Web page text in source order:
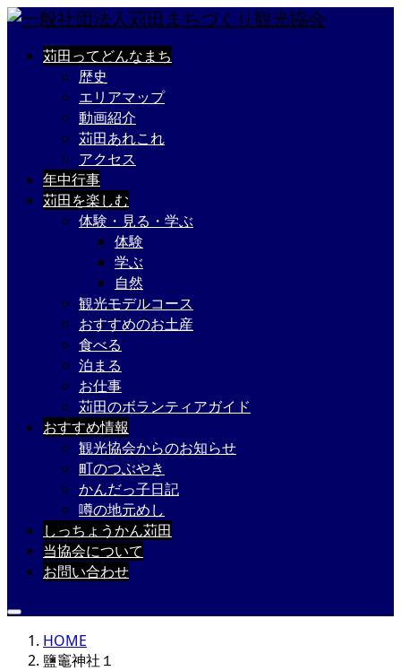
苅田ってどんなまち
歴史
エリアマップ
動画紹介
苅田あれこれ
アクセス
年中行事
苅田を楽しむ
体験・見る・学ぶ
体験
学ぶ
自然
観光モデルコース
おすすめのお土産
食べる
泊まる
お仕事
苅田のボランティアガイド
おすすめ情報
観光協会からのお知らせ
町のつぶやき
かんだっ子日記
噂の地元めし
しっちょうかん苅田
当協会について
お問い合わせ
HOME
鹽竈神社１